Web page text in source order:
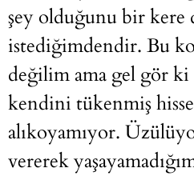
şey olduğunu bir kere
istediğimdendir. Bu
değilim ama gel gör
kendini tükenmiş
alıkoyamıyor.
vererek